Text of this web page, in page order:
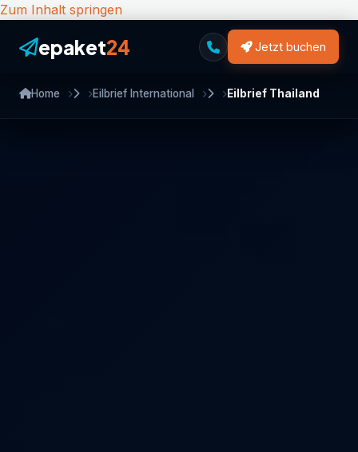
Zum Inhalt springen
epaket24 Jetzt buchen
Home Eilbrief International Eilbrief Thailand